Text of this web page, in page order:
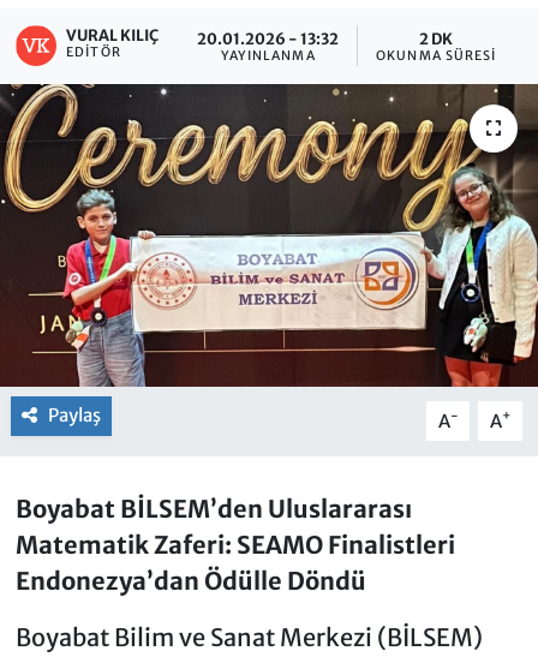
VURAL KILIÇ
EDITÖR
20.01.2026 - 13:32
YAYINLANMA
2 DK
OKUNMA SÜRESI
Paylaş A- A+
Boyabat BİLSEM’den Uluslararası
Matematik Zaferi: SEAMO Finalistleri
Endonezya’dan Ödülle Döndü
Boyabat Bilim ve Sanat Merkezi (BİLSEM)